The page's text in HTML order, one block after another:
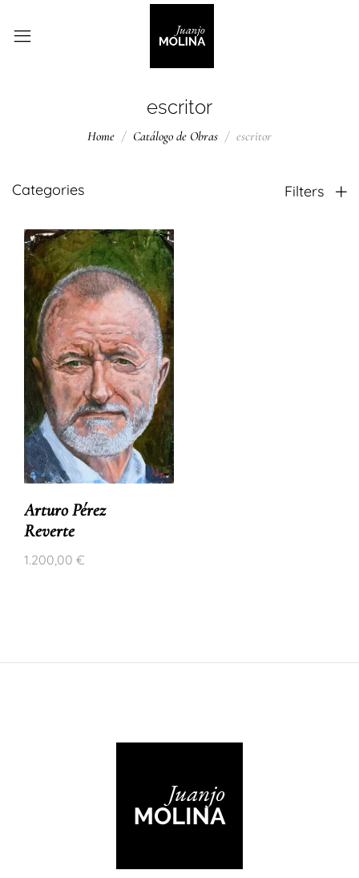
escritor
Home Catálogo de Obras escritor
Categories Filters
Arturo Pérez
Reverte
1.200,00 €